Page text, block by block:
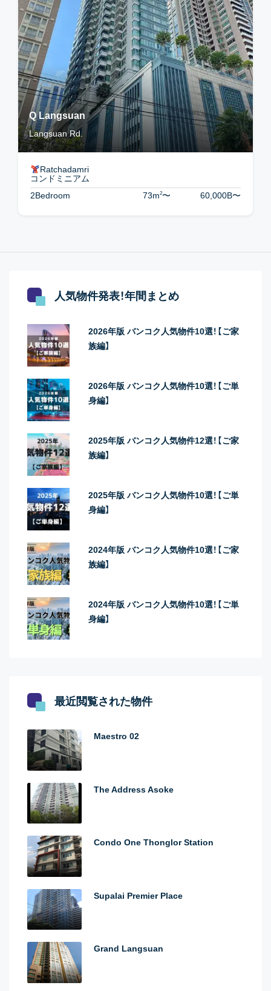
Q Langsuan
Langsuan Rd.
Ratchadamri
コンドミニアム
2Bedroom
73m2〜 60,000B〜
人気物件発表！年間まとめ
2026年版 バンコク人気物件10選！【ご家
族編】
2026年版 バンコク人気物件10選！【ご単
身編】
2025年版 バンコク人気物件12選！【ご家
族編】
2025年版 バンコク人気物件10選！【ご単
身編】
2024年版 バンコク人気物件10選！【ご家
族編】
2024年版 バンコク人気物件10選！【ご単
身編】
最近閲覧された物件
Maestro 02
The Address Asoke
Condo One Thonglor Station
Supalai Premier Place
Grand Langsuan